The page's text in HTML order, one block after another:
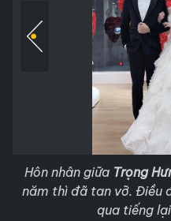
Hôn nhân giữa Trọng
năm thì đã tan vỡ. Điều
qua tiếng